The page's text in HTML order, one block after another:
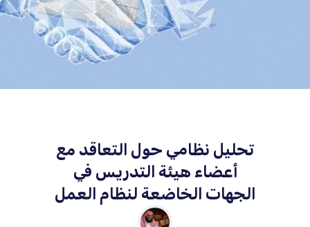
تحليل نظامي حول التعاقد مع
أعضاء هيئة التدريس في
الجهات الخاضعة لنظام العمل